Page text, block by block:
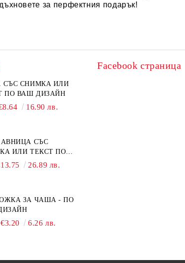
за перфектния подарък!
СЪС СНИМКА ИЛИ
ПО ВАШ ДИЗАЙН
16.90 лв.
СЪС
ИЛИ ТЕКСТ ПО
26.89 лв.
ЗА ЧАША - ПО
€3.20 6.26 лв.
Facebook страница